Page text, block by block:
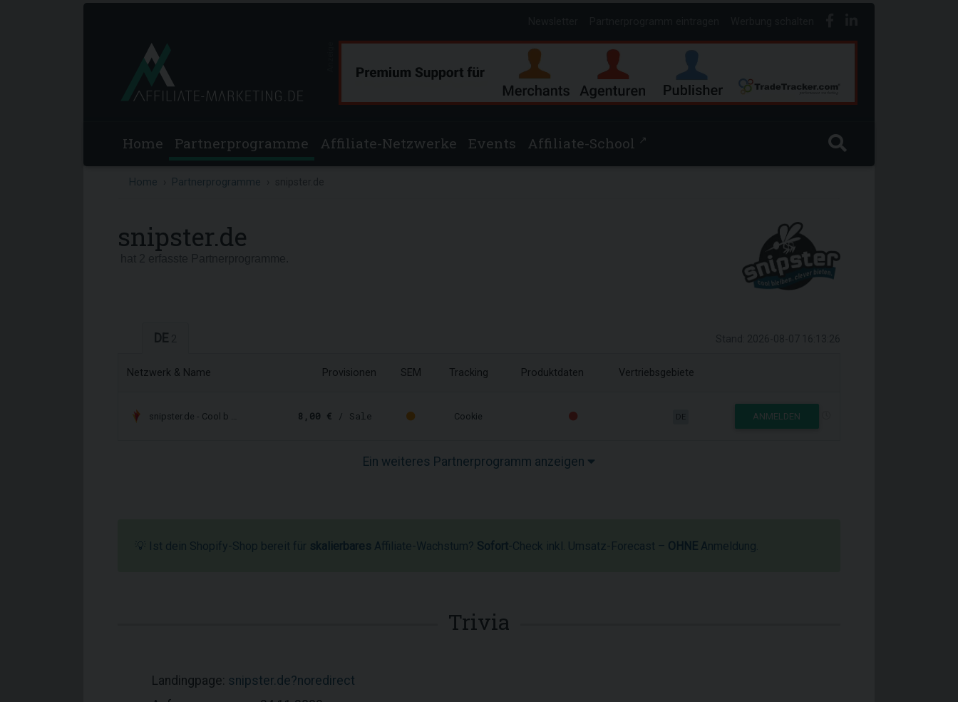
Home Partnerprogramme Affiliate-Netzwerke Events Affiliate-School ↗
Home Partnerprogramme
snipster.de
DE
Netzwerk & Name Provisionen SEM Tracking Produktdaten Vertriebsgebiete
snipster.de - Cool b … 8,00 € / Sale Cookie DE ANMELDEN
Ein weiteres Partnerprogramm anzeigen
💡 Ist dein Shopify-Shop bereit für skalierbares Affiliate-Wachstum? Sofort-Check inkl. Umsatz-Forecast – OHNE Anmeldung.
Trivia
Landingpage: snipster.de?noredirect